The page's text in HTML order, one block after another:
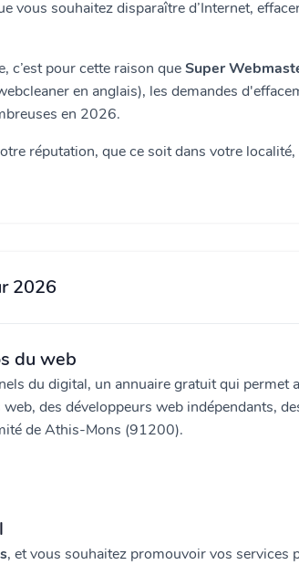
vous souhaitez disparaître d’Internet,
c’est pour cette raison queSuper
en anglais), les demandes
en 2026.
réputation, que ce soit dans votre
2026
du web
du digital, un annuaire gratuit qui permet
des développeurs web indépendants,
de Athis-Mons (91200).
, et vous souhaitez promouvoir vos services